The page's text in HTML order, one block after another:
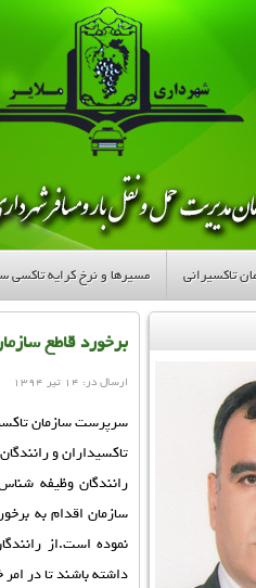
تاکسیرانی مسیرها و نرخ کرایه تاکسی سال
برخورد قاطع
ارسال در: ۱۴ تیر ۱۳۹۴
سرپرست سازمان
تاكسيداران و
رانندگان وظيفه
سازمان اقدام به
نموده است.از
داشته باشند تا در